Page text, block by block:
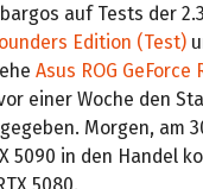
auf Tests der
Edition (Test)
Asus ROG GeForce
einer Woche den
Morgen, am
5090 in den Handel